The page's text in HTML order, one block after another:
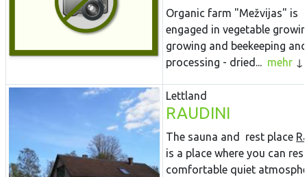
Organic farm "Mežvijas" is
engaged in vegetable
growing and beekeeping
processing - dried... mehr
Lettland
RAUDINI
The sauna and rest place
is a place where you can
comfortable quiet